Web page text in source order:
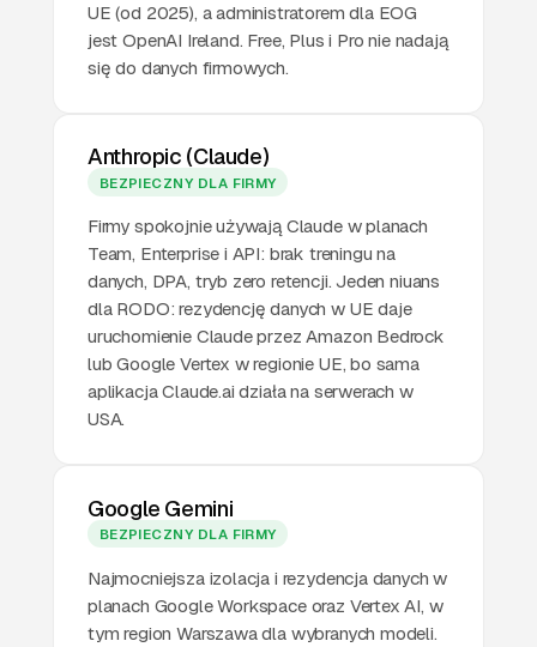
UE (od 2025), a administratorem dla EOG
jest OpenAI Ireland. Free, Plus i Pro nie nadają
się do danych firmowych.
Anthropic (Claude)
BEZPIECZNY DLA FIRMY
Firmy spokojnie używają Claude w planach
Team, Enterprise i API: brak treningu na
danych, DPA, tryb zero retencji. Jeden niuans
dla RODO: rezydencję danych w UE daje
uruchomienie Claude przez Amazon Bedrock
lub Google Vertex w regionie UE, bo sama
aplikacja Claude.ai działa na serwerach w
USA.
Google Gemini
BEZPIECZNY DLA FIRMY
Najmocniejsza izolacja i rezydencja danych w
planach Google Workspace oraz Vertex AI, w
tym region Warszawa dla wybranych modeli.